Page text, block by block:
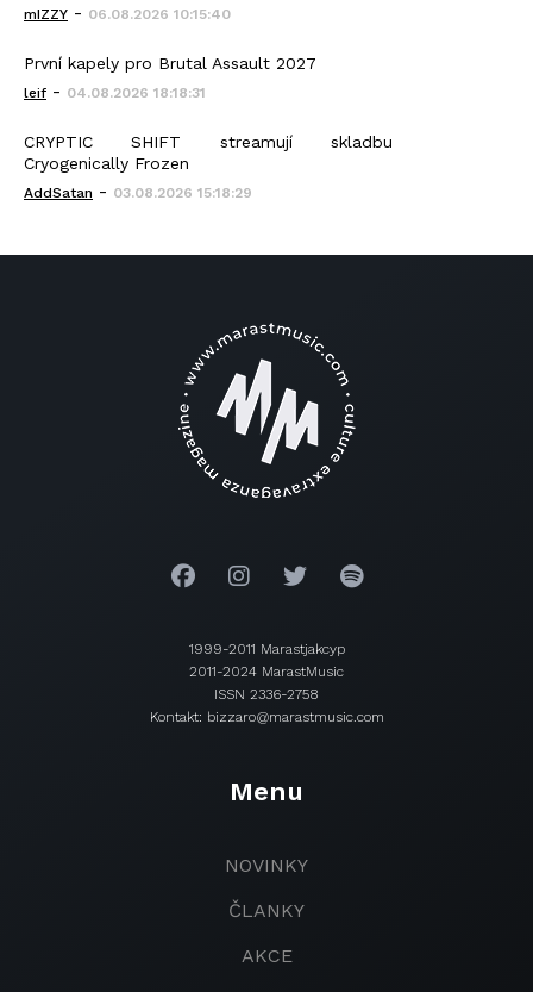
mIZZY - 06.08.2026 10:15:40
První kapely pro Brutal Assault 2027
leif - 04.08.2026 18:18:31
CRYPTIC SHIFT streamují skladbu
Cryogenically Frozen
AddSatan - 03.08.2026 15:18:29
1999-2011 Marastjakcyp
2011-2024 MarastMusic
ISSN 2336-2758
Kontakt: bizzaro@marastmusic.com
Menu
NOVINKY
ČLANKY
AKCE